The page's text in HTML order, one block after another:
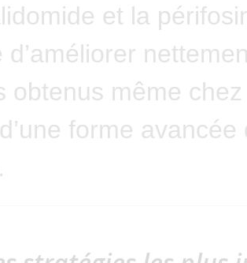
et la
d’améliorer
obtenus même
forme